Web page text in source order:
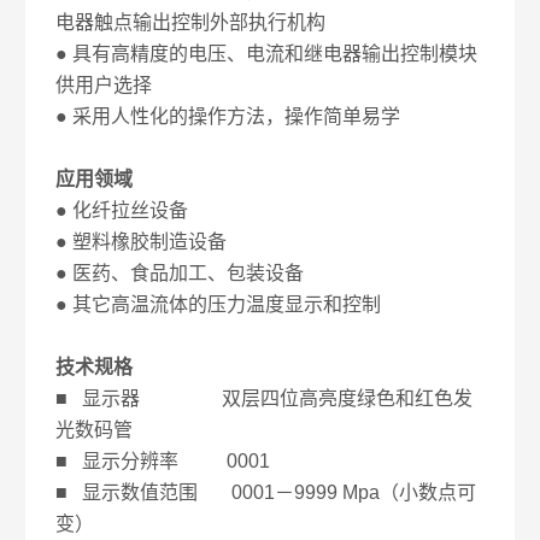
电器触点输出控制外部执行机构
● 具有高精度的电压、电流和继电器输出控制模块
供用户选择
● 采用人性化的操作方法，操作简单易学
应用领域
● 化纤拉丝设备
● 塑料橡胶制造设备
● 医药、食品加工、包装设备
● 其它高温流体的压力温度显示和控制
技术规格
■ 显示器 双层四位高亮度绿色和红色发
光数码管
■ 显示分辨率 0001
■ 显示数值范围 0001－9999 Mpa（小数点可
变）